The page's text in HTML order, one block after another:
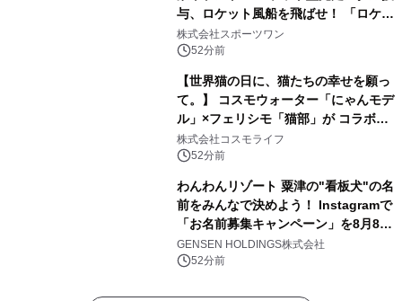
与、ロケット風船を飛ばせ！ 「ロケッ
トマラソン2026」開催
株式会社スポーツワン
52分前
【世界猫の日に、猫たちの幸せを願っ
て。】 コスモウォーター「にゃんモデ
ル」×フェリシモ「猫部」が コラボキ
ャンペーンを実施
株式会社コスモライフ
52分前
わんわんリゾート 粟津の"看板犬"の名
前をみんなで決めよう！ Instagramで
「お名前募集キャンペーン」を8月8日
(土)より開催
GENSEN HOLDINGS株式会社
52分前